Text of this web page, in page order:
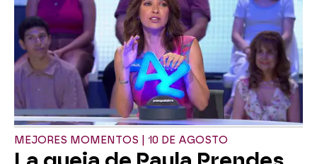
MEJORES MOMENTOS | 10 DE AGOSTO